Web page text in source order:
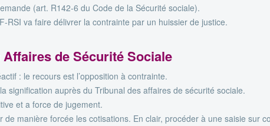
(art. R142-6 du Code de la Sécurité sociale).
RSI va faire délivrer la contrainte par un huissier de justice.
de Sécurité Sociale
: le recours est l’opposition à contrainte.
signification auprès du Tribunal des affaires de sécurité sociale.
et a force de jugement.
manière forcée les cotisations. En clair, procéder à une saisie sur